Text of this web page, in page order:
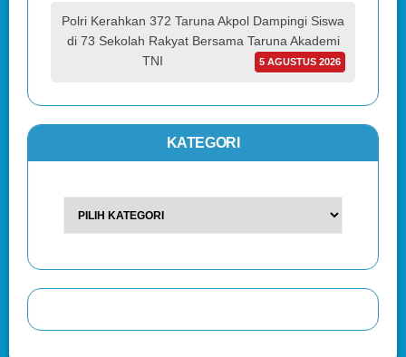
Polri Kerahkan 372 Taruna Akpol Dampingi Siswa
di 73 Sekolah Rakyat Bersama Taruna Akademi
TNI
5 AGUSTUS 2026
KATEGORI